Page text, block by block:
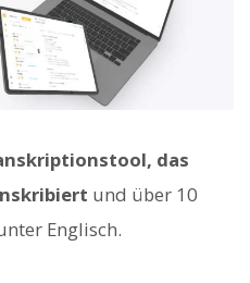
das
und über 10
Englisch.